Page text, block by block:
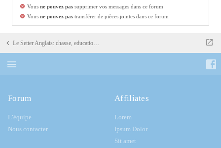
Vous ne pouvez pas supprimer vos messages dans ce forum
Vous ne pouvez pas transférer de pièces jointes dans ce forum
Forum
L’équipe
Nous contacter
Affiliates
Lorem
Ipsum Dolor
Sit amet